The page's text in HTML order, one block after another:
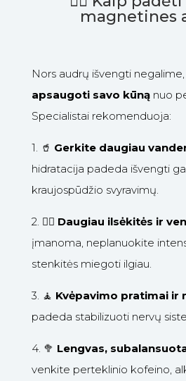
magnetines
Nors audrų išvengti
apsaugoti savo kūnąnuo
Specialistai rekomenduoja:
1. 🥤 Gerkite daugiau
hidratacija padeda išvengti
kraujospūdžio svyravimų.
2. 🚶‍♀️ Daugiau ilsėkitės ir
įmanoma, neplanuokite
stenkitės miegoti ilgiau.
3. 🧘 Kvėpavimo pratimai ir
padeda stabilizuoti nervų
4. 🥦 Lengvas,
venkite perteklinio kofeino,